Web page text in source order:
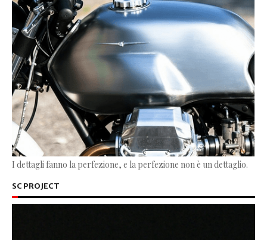
I dettagli fanno la perfezione, e la perfezione non è un dettaglio.
SC PROJECT